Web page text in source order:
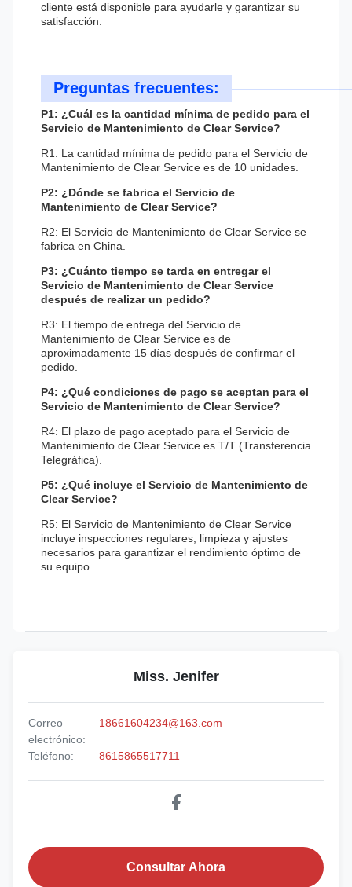
cliente está disponible para ayudarle y garantizar su
satisfacción.
Preguntas frecuentes:
P1: ¿Cuál es la cantidad mínima de pedido para el
Servicio de Mantenimiento de Clear Service?
R1: La cantidad mínima de pedido para el Servicio de
Mantenimiento de Clear Service es de 10 unidades.
P2: ¿Dónde se fabrica el Servicio de
Mantenimiento de Clear Service?
R2: El Servicio de Mantenimiento de Clear Service se
fabrica en China.
P3: ¿Cuánto tiempo se tarda en entregar el
Servicio de Mantenimiento de Clear Service
después de realizar un pedido?
R3: El tiempo de entrega del Servicio de
Mantenimiento de Clear Service es de
aproximadamente 15 días después de confirmar el
pedido.
P4: ¿Qué condiciones de pago se aceptan para el
Servicio de Mantenimiento de Clear Service?
R4: El plazo de pago aceptado para el Servicio de
Mantenimiento de Clear Service es T/T (Transferencia
Telegráfica).
P5: ¿Qué incluye el Servicio de Mantenimiento de
Clear Service?
R5: El Servicio de Mantenimiento de Clear Service
incluye inspecciones regulares, limpieza y ajustes
necesarios para garantizar el rendimiento óptimo de
su equipo.
Miss. Jenifer
Correo
electrónico:
18661604234@163.com
Teléfono: 8615865517711
Consultar Ahora